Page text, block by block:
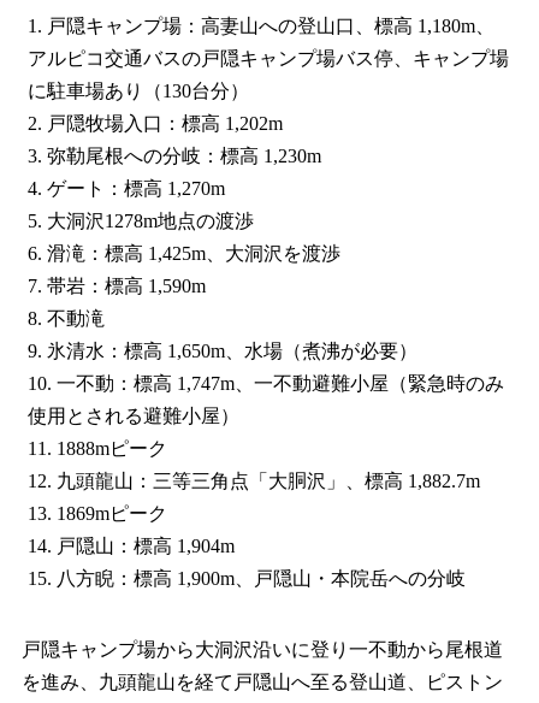
1. 戸隠キャンプ場：高妻山への登山口、標高 1,180m、
アルピコ交通バスの戸隠キャンプ場バス停、キャンプ場
に駐車場あり（130台分）
2. 戸隠牧場入口：標高 1,202m
3. 弥勒尾根への分岐：標高 1,230m
4. ゲート：標高 1,270m
5. 大洞沢1278m地点の渡渉
6. 滑滝：標高 1,425m、大洞沢を渡渉
7. 帯岩：標高 1,590m
8. 不動滝
9. 氷清水：標高 1,650m、水場（煮沸が必要）
10. 一不動：標高 1,747m、一不動避難小屋（緊急時のみ
使用とされる避難小屋）
11. 1888mピーク
12. 九頭龍山：三等三角点「大胴沢」、標高 1,882.7m
13. 1869mピーク
14. 戸隠山：標高 1,904m
15. 八方睨：標高 1,900m、戸隠山・本院岳への分岐
戸隠キャンプ場から大洞沢沿いに登り一不動から尾根道
を進み、九頭龍山を経て戸隠山へ至る登山道、ピストン